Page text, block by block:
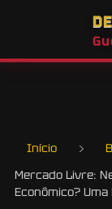
Início ›
Mercado Livre:
Econômico?